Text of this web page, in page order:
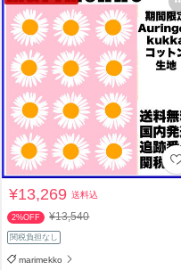
¥13,269送料込
2%OFF ¥13,540
関税負担なし
marimekko